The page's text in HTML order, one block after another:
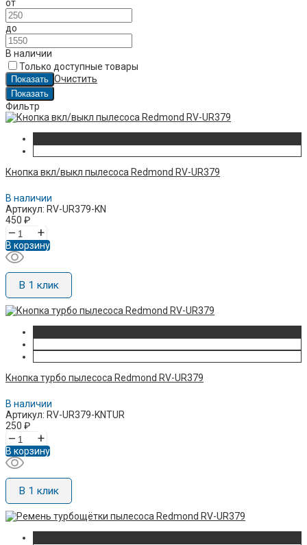
от
до
В наличии
Только доступные товары
Очистить
Фильтр
Кнопка вкл/выкл пылесоса Redmond RV-UR379
В наличии
Артикул: RV-UR379-KN
450 ₽
– +
В корзину
В 1 клик
Кнопка турбо пылесоса Redmond RV-UR379
В наличии
Артикул: RV-UR379-KNTUR
250 ₽
– +
В корзину
В 1 клик